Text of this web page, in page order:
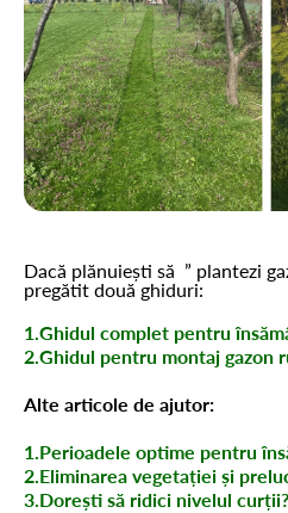
Dacă plănuiești să ” plantezi
pregătit două ghiduri:
1.Ghidul complet pentru
2.Ghidul pentru montaj gazon
Alte articole de ajutor:
1.Perioadele optime pentru
2.Eliminarea vegetației și
3.Dorești să ridici nivelul